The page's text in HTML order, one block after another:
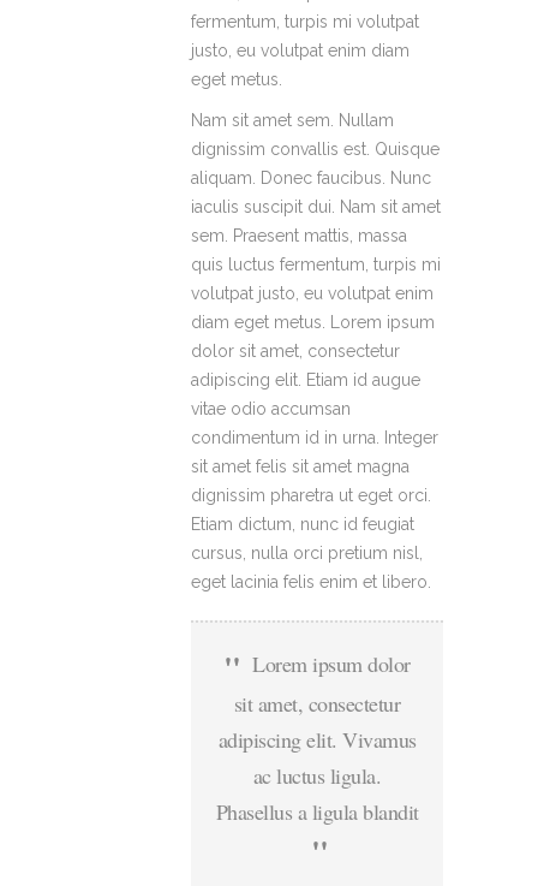
fermentum, turpis mi volutpat
justo, eu volutpat enim diam
eget metus.
Nam sit amet sem. Nullam
dignissim convallis est. Quisque
aliquam. Donec faucibus. Nunc
iaculis suscipit dui. Nam sit amet
sem. Praesent mattis, massa
quis luctus fermentum, turpis mi
volutpat justo, eu volutpat enim
diam eget metus. Lorem ipsum
dolor sit amet, consectetur
adipiscing elit. Etiam id augue
vitae odio accumsan
condimentum id in urna. Integer
sit amet felis sit amet magna
dignissim pharetra ut eget orci.
Etiam dictum, nunc id feugiat
cursus, nulla orci pretium nisl,
eget lacinia felis enim et libero.
Lorem ipsum dolor
sit amet, consectetur
adipiscing elit. Vivamus
ac luctus ligula.
Phasellus a ligula blandit